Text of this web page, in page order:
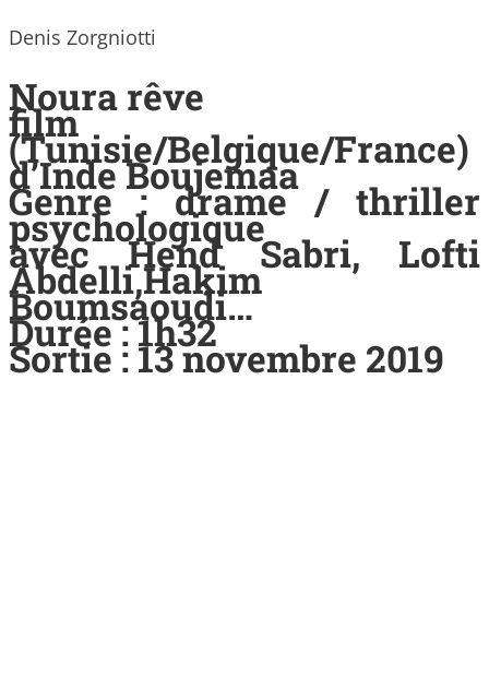
Denis Zorgniotti
Noura rêve
film
(Tunisie/Belgique/France)
d’Inde Boujemaa
Genre : drame / thriller
psychologique
avec Hend Sabri, Lofti
Abdelli,Hakim
Boumsaoudi…
Durée : 1h32
Sortie : 13 novembre 2019